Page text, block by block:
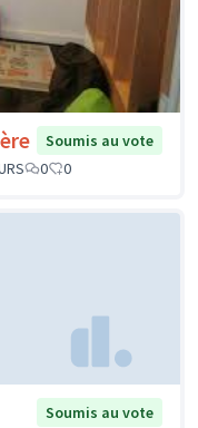
Soumis au vote
0 0
Soumis au vote